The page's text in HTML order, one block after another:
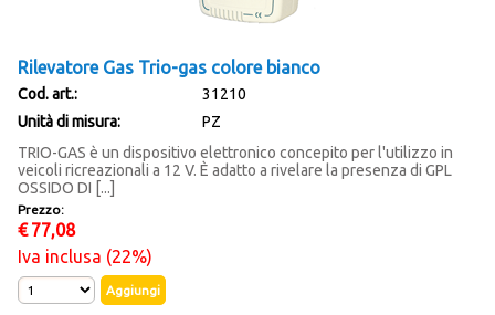
Rilevatore Gas Trio-gas colore bianco
Cod. art.:
31210
Unità di misura:
PZ
TRIO-GAS è un dispositivo elettronico concepito per l'utilizzo in
veicoli ricreazionali a 12 V. È adatto a rivelare la presenza di GPL
OSSIDO DI [...]
Prezzo:
€ 77,08
Iva inclusa (22%)